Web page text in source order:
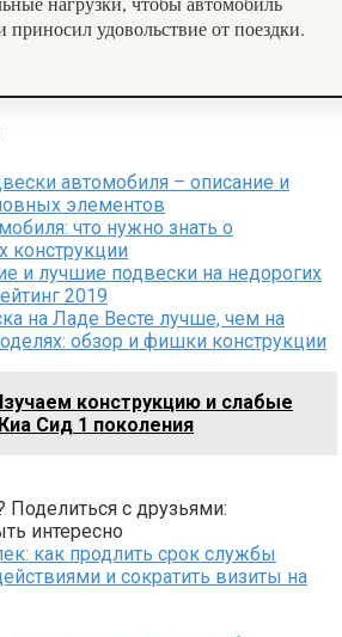
удовольствие от поездки.
автомобиля – описание и
элементов
что нужно знать о
конструкции
и лучшие подвески на недорогих
2019
на Ладе Весте лучше, чем на
обзор и фишки конструкции
конструкцию и слабые
Сид 1 поколения
Поделиться с друзьями:
интересно